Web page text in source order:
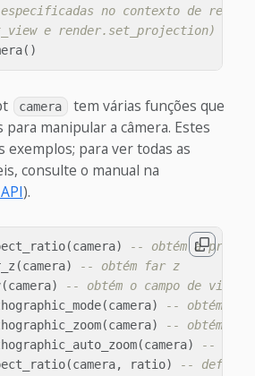
no contexto de
e render.set_projection)
()
camera
tem várias funções que
para manipular a câmera. Estes
exemplos; para ver todas as
consulte o manual na
).
(camera)
-- obtém a
(camera)
-- obtém far z
(camera)
-- obtém o campo de visão
(camera)
-- obtém o
(camera)
-- obtém o
(camera)
--
(camera, ratio)
-- define